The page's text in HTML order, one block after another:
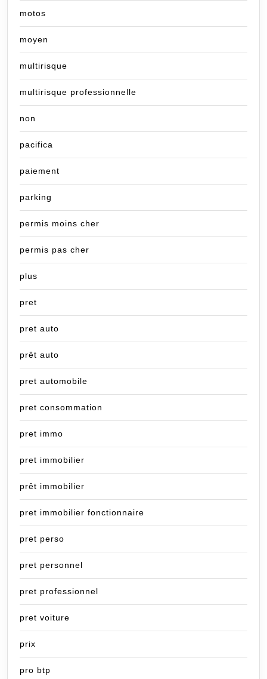
motos
moyen
multirisque
multirisque professionnelle
non
pacifica
paiement
parking
permis moins cher
permis pas cher
plus
pret
pret auto
prêt auto
pret automobile
pret consommation
pret immo
pret immobilier
prêt immobilier
pret immobilier fonctionnaire
pret perso
pret personnel
pret professionnel
pret voiture
prix
pro btp